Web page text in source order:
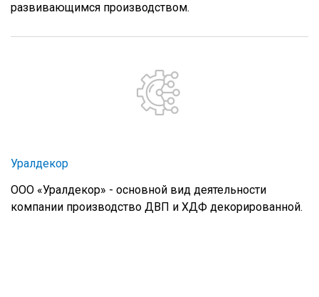
развивающимся производством.
Уралдекор
ООО «Уралдекор» - основной вид деятельности
компании производство ДВП и ХДФ декорированной.